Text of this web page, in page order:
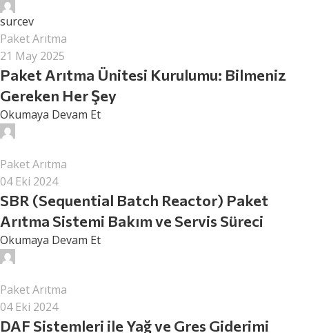
surcev
Paket Arıtma
21 May 2025
Paket Arıtma Ünitesi Kurulumu: Bilmeniz
Gereken Her Şey
Okumaya Devam Et
Paket Arıtma
04 Eki 2024
SBR (Sequential Batch Reactor) Paket
Arıtma Sistemi Bakım ve Servis Süreci
Okumaya Devam Et
Paket Arıtma
04 Eki 2024
DAF Sistemleri ile Yağ ve Gres Giderimi